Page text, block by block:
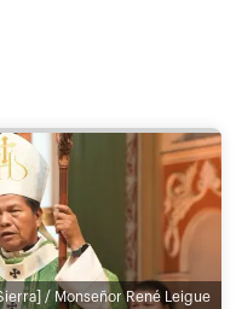
/ Monseñor René Leigue